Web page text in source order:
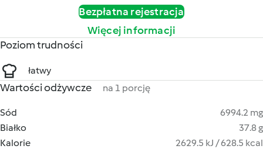
Bezpłatna rejestracja
Więcej informacji
Poziom trudności
łatwy
Wartości odżywcze na 1 porcję
Sód
6994.2 mg
Białko
37.8 g
Kalorie
2629.5 kJ / 628.5 kcal